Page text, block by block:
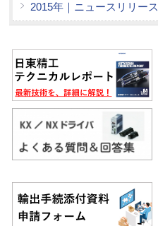
2015年｜ニュースリリース